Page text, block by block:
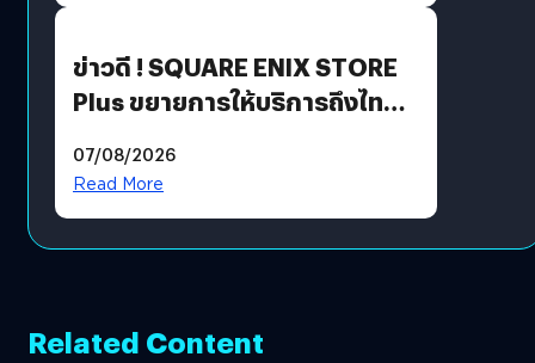
ข่าวดี ! SQUARE ENIX STORE
Plus ขยายการให้บริการถึงไทย
โดยตรง
07/08/2026
Read More
Related Content